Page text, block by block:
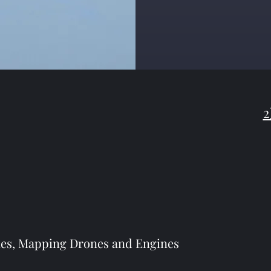
Mapping Drones and Engines